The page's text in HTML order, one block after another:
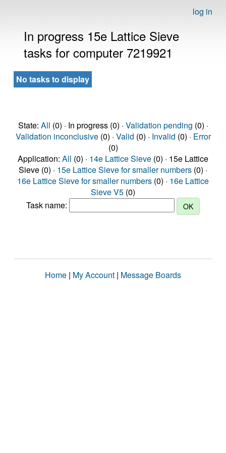
log in
In progress 15e Lattice Sieve
tasks for computer 7219921
No tasks to display
State: All (0) · In progress (0) · Validation pending (0) ·
Validation inconclusive(0) · Valid (0) · Invalid (0) · Error
(0)
Application: All (0) · 14e Lattice Sieve (0) · 15e Lattice
Sieve (0) · 15e Lattice Sieve for smaller numbers (0) ·
16e Lattice Sieve for smaller numbers (0) · 16e Lattice
Sieve V5 (0)
Task name:
Home | My Account | Message Boards